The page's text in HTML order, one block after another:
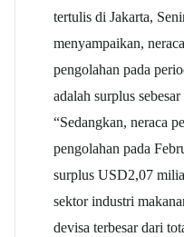
tertulis di Jakarta,
menyampaikan,
pengolahan pada
adalah surplus
“Sedangkan, neraca
pengolahan pada
surplus USD2,07
sektor industri
devisa terbesar dari